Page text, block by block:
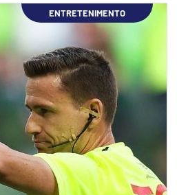
ENTRETENIMENTO